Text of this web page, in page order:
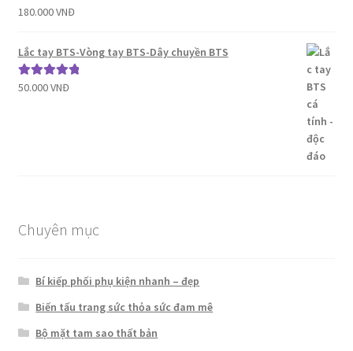
Được xếp
sao
180.000VNĐ
Lắc tay BTS-Vòng tay BTS-Dây chuyền BTS
Được xếp
50.000VNĐ
Chuyên mục
Bí kiếp phối phụ kiện nhanh – đẹp
Biến tấu trang sức thỏa sức đam mê
Bộ mặt tam sao thất bản